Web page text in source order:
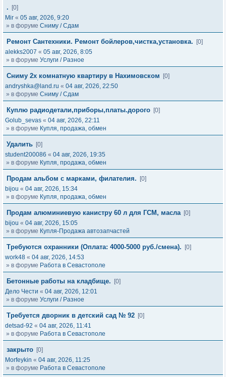
.
[0]
Mir « 05 авг, 2026, 9:20
» в форуме Сниму / Сдам
Ремонт Сантехники. Ремонт бойлеров,чистка,установка.
[0]
alekks2007 « 05 авг, 2026, 8:05
» в форуме Услуги / Разное
Сниму 2х комнатную квартиру в Нахимовском
[0]
andryshka@land.ru « 04 авг, 2026, 22:50
» в форуме Сниму / Сдам
Куплю радиодетали,приборы,платы.дорого [0]
Golub_sevas « 04 авг, 2026, 22:11
» в форуме Купля, продажа, обмен
Удалить [0]
student200086 « 04 авг, 2026, 19:35
» в форуме Купля, продажа, обмен
Продам альбом с марками, филателия.
[0]
bijou « 04 авг, 2026, 15:34
» в форуме Купля, продажа, обмен
Продам алюминиевую канистру 60 л для ГСМ, масла [0]
bijou « 04 авг, 2026, 15:05
» в форуме Купля-Продажа автозапчастей
Требуются охранники (Оплата: 4000-5000 руб./смена).
[0]
work48 « 04 авг, 2026, 14:53
» в форуме Работа в Севастополе
Бетонные работы на кладбище.
[0]
Дело Чести « 04 авг, 2026, 12:01
» в форуме Услуги / Разное
Требуется дворник в детский сад № 92 [0]
detsad-92 « 04 авг, 2026, 11:41
» в форуме Работа в Севастополе
закрыто [0]
Morfeykin « 04 авг, 2026, 11:25
» в форуме Работа в Севастополе